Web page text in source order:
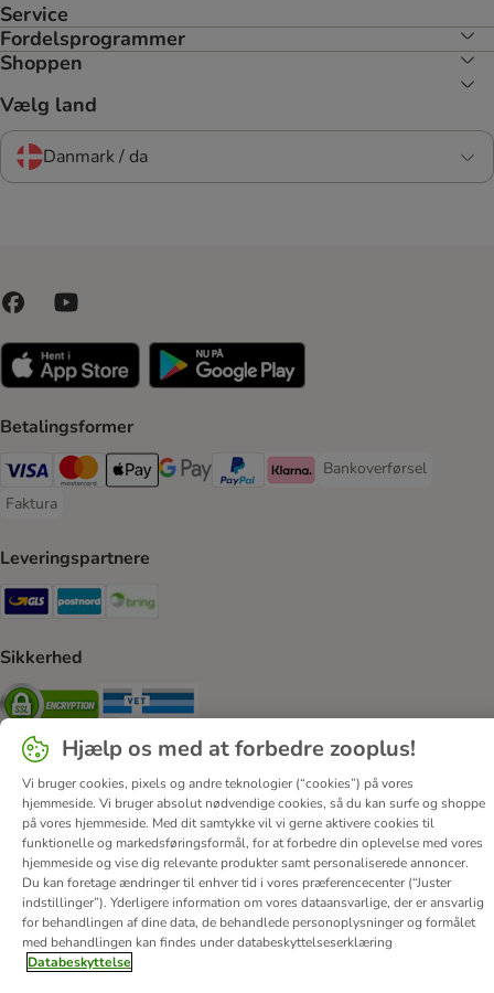
Service
Fordelsprogrammer
Shoppen
Vælg land
Danmark / da
Betalingsformer
VISA Payment Method
Mastercard Payment Method
Apply pay Payment Method
Google Pay Payment Method
paypal Payment Method
Klarna Payment Method
Bankoverførsel
Bankoverførsel
Faktura
Faktura Payment Method
Leveringspartnere
GLS Shipping Method
Postnord Shipping Method
Sikkerhed
Security
Om os Job hos zooplus
Firmaoplysninger
Forordning om digitale tjenester
Generelle vilkår
Fortryd aftale
Betaling Levering
Databeskyttelse
Tilgængelighedserklæring
Corporate Website
© zooplus SE2026
Hjælp os med at forbedre zooplus!
Vi bruger cookies, pixels og andre teknologier (“cookies”) på vores
hjemmeside. Vi bruger absolut nødvendige cookies, så du kan surfe og shoppe
på vores hjemmeside. Med dit samtykke vil vi gerne aktivere cookies til
funktionelle og markedsføringsformål, for at forbedre din oplevelse med vores
hjemmeside og vise dig relevante produkter samt personaliserede annoncer.
Du kan foretage ændringer til enhver tid i vores præferencecenter (“Juster
indstillinger”). Yderligere information om vores dataansvarlige, der er ansvarlig
for behandlingen af ​​dine data, de behandlede personoplysninger og formålet
med behandlingen kan findes under databeskyttelseserklæring
Databeskyttelse